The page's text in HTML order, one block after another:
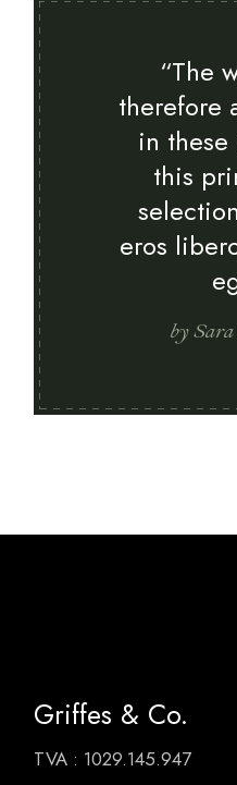
“The
therefore
in these
this
eros
by
Griffes & Co.
TVA : 1029.145.947